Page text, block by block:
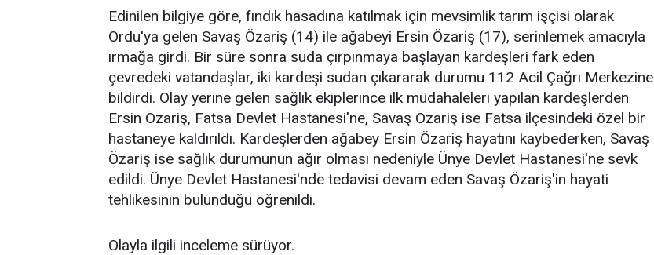
Edinilen bilgiye göre, fındık hasadına katılmak için mevsimlik tarım işçisi olarak
Ordu'ya gelen Savaş Özariş (14) ile ağabeyi Ersin Özariş (17), serinlemek amacıyla
ırmağa girdi. Bir süre sonra suda çırpınmaya başlayan kardeşleri fark eden
çevredeki vatandaşlar, iki kardeşi sudan çıkararak durumu 112 Acil Çağrı Merkezine
bildirdi. Olay yerine gelen sağlık ekiplerince ilk müdahaleleri yapılan kardeşlerden
Ersin Özariş, Fatsa Devlet Hastanesi'ne, Savaş Özariş ise Fatsa ilçesindeki özel bir
hastaneye kaldırıldı. Kardeşlerden ağabey Ersin Özariş hayatını kaybederken, Savaş
Özariş ise sağlık durumunun ağır olması nedeniyle Ünye Devlet Hastanesi'ne sevk
edildi. Ünye Devlet Hastanesi'nde tedavisi devam eden Savaş Özariş'in hayati
tehlikesinin bulunduğu öğrenildi.
Olayla ilgili inceleme sürüyor.